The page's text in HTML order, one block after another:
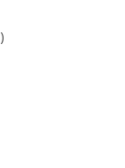
)